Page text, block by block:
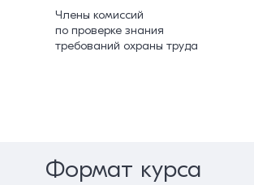
Члены комиссий
по проверке знания
требований охраны труда
Формат курса